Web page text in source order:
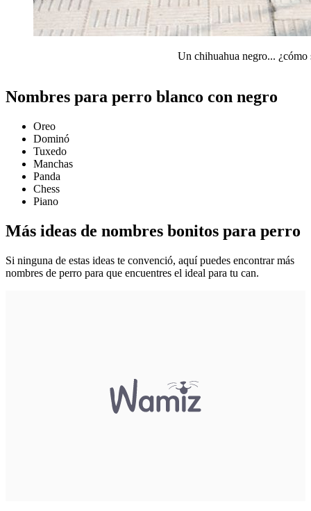
Un chihuahua negro...
Nombres para perro blanco con negro
Oreo
Dominó
Tuxedo
Manchas
Panda
Chess
Piano
Más ideas de nombres bonitos para perro
Si ninguna de estas ideas te convenció, aquí puedes encontrar más
nombres de perro para que encuentres el ideal para tu can.